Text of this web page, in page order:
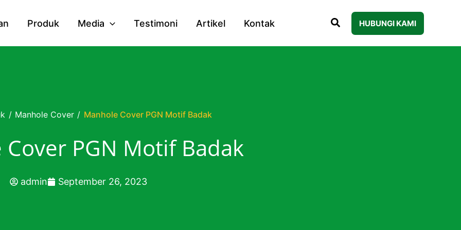
Produk Media Testimoni Artikel Kontak HUBUNGI KAMI
/ Manhole Cover / Manhole Cover PGN Motif Badak
PGN Motif Badak
admin September 26, 2023